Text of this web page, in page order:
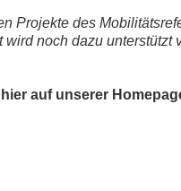
Projekte des
noch dazu unterstützt
auf unserer